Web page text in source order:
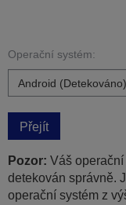
Operační systém:
Přejít
Pozor: Váš operační
detekován správně.
operační systém z